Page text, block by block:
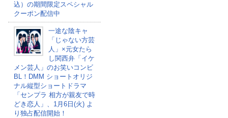
込）の期間限定スペシャル
クーポン配信中
一途な陰キャ
「じゃない方芸
人」×元女たら
し関西弁「イケ
メン芸人」のお笑いコンビ
BL！DMM ショートオリジ
ナル縦型ショートドラマ
「センプラ 相方が親友で時
どき恋人」、1月6日(火) よ
り独占配信開始！